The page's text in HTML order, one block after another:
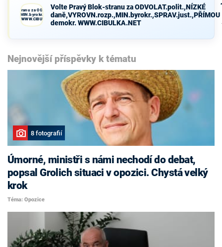
Blok-stranu za ODVOLAT.polit.,NÍZKÉ
demokr. WWW.CIBULKA.NET
Volte Pravý Blok-stranu za ODVOLAT.polit.,NÍZKÉ
daně,VYROVN.rozp.,MIN.byrokr.,SPRAV.just.,PŘÍMOU
demokr. WWW.CIBULKA.NET
Nejnovější příspěvky k tématu
8 fotografií
Úmorné, ministři s námi nechodí do debat,
popsal Grolich situaci v opozici. Chystá velký
krok
Téma: Opozice